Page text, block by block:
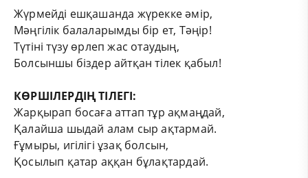
Жүрмейді ешқашанда жүрекке әмір,
Мәңгілік балаларымды бір ет, Тәңір!
Түтіні түзу өрлеп жас отаудың,
Болсыншы біздер айтқан тілек қабыл!
КӨРШІЛЕРДІҢ ТІЛЕГІ:
Жарқырап босаға аттап тұр ақмаңдай,
Қалайша шыдай алам сыр ақтармай.
Ғұмыры, игілігі ұзақ болсын,
Қосылып қатар аққан бұлақтардай.